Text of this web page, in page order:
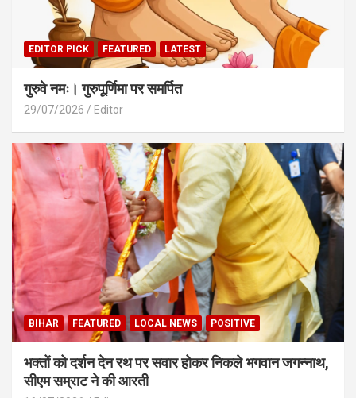
EDITOR PICK FEATURED LATEST
गुरुवे नमः। गुरुपूर्णिमा पर समर्पित
29/07/2026 Editor
BIHAR FEATURED LOCAL NEWS POSITIVE
भक्तों को दर्शन देन रथ पर सवार होकर निकले भगवान जगन्नाथ,
सीएम सम्राट ने की आरती